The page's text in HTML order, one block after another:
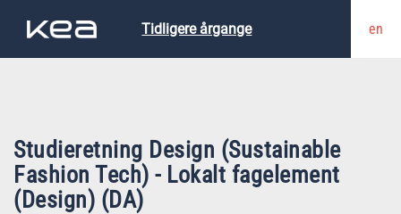
Tidligere årgange en
Studieretning Design (Sustainable
Fashion Tech) - Lokalt fagelement
(Design) (DA)